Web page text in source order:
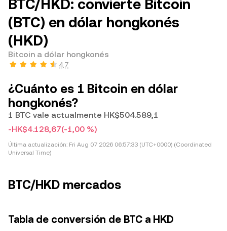
BTC/HKD: convierte Bitcoin
(BTC) en dólar hongkonés
(HKD)
Bitcoin a dólar hongkonés
4,7
¿Cuánto es 1 Bitcoin en dólar
hongkonés?
1 BTC vale actualmente HK$504.589,1
-HK$4.128,67(-1,00 %)
Última actualización: Fri Aug 07 2026 06:57:33 (UTC+0000) (Coordinated
Universal Time)
BTC/HKD mercados
Tabla de conversión de BTC a HKD